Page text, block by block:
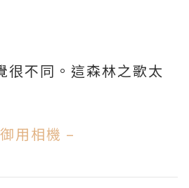
很不同。這森林之歌太
用相機 –